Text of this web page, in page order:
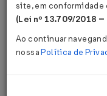
Página Inicial
site, em conformidade
(Lei nº 13.709/2018 –
Ao continuar
nossaPolítica de